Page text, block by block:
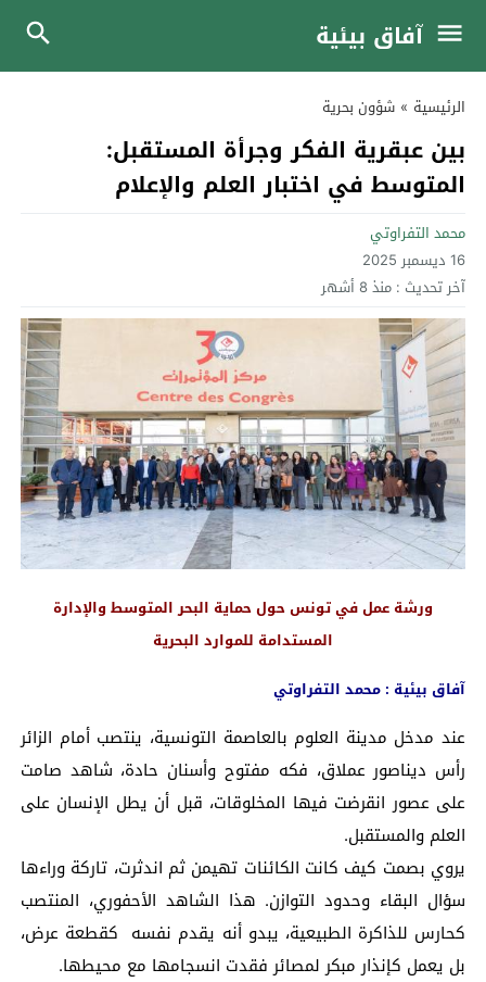
آفاق بيئية
الرئيسية » شؤون بحرية
بين عبقرية الفكر وجرأة المستقبل:
المتوسط في اختبار العلم والإعلام
محمد التفراوتي
16 ديسمبر 2025
آخر تحديث : منذ 8 أشهر
ورشة عمل في تونس حول حماية البحر المتوسط ​​والإدارة
المستدامة للموارد البحرية
آفاق بيئية : محمد التفراوتي
عند مدخل مدينة العلوم بالعاصمة التونسية، ينتصب أمام الزائر
رأس ديناصور عملاق، فكه مفتوح وأسنان حادة، شاهد صامت
على عصور انقرضت فيها المخلوقات، قبل أن يطل الإنسان على
العلم والمستقبل.
يروي بصمت كيف كانت الكائنات تهيمن ثم اندثرت، تاركة وراءها
سؤال البقاء وحدود التوازن. هذا الشاهد الأحفوري، المنتصب
كحارس للذاكرة الطبيعية، يبدو أنه يقدم نفسه كقطعة عرض،
بل يعمل كإنذار مبكر لمصائر فقدت انسجامها مع محيطها.